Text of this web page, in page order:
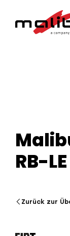
RB-
Zurück zur